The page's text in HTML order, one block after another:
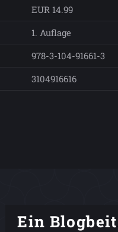
EUR 14.99
1. Auflage
978-3-104-91661-3
3104916616
Ein